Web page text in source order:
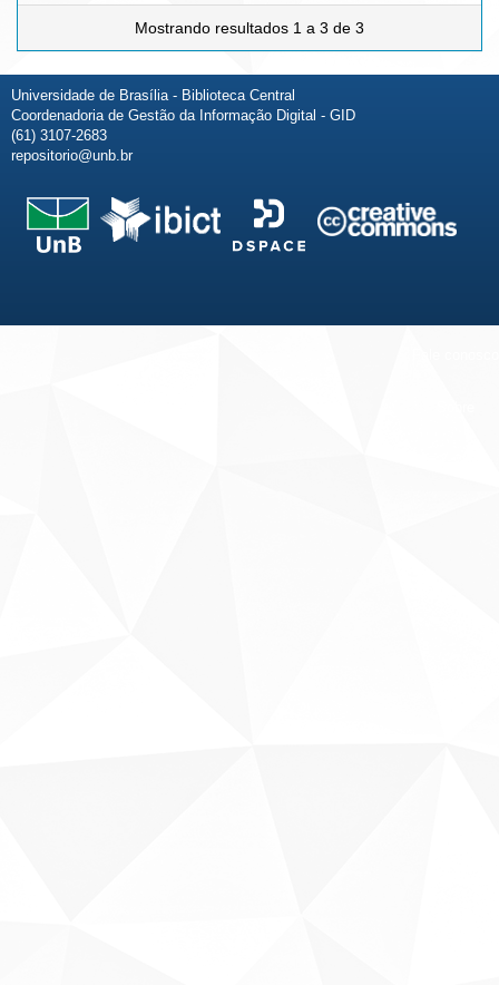
Mostrando resultados 1 a 3 de 3
Universidade de Brasília - Biblioteca Central
Coordenadoria de Gestão da Informação Digital - GID
(61) 3107-2683
repositorio@unb.br